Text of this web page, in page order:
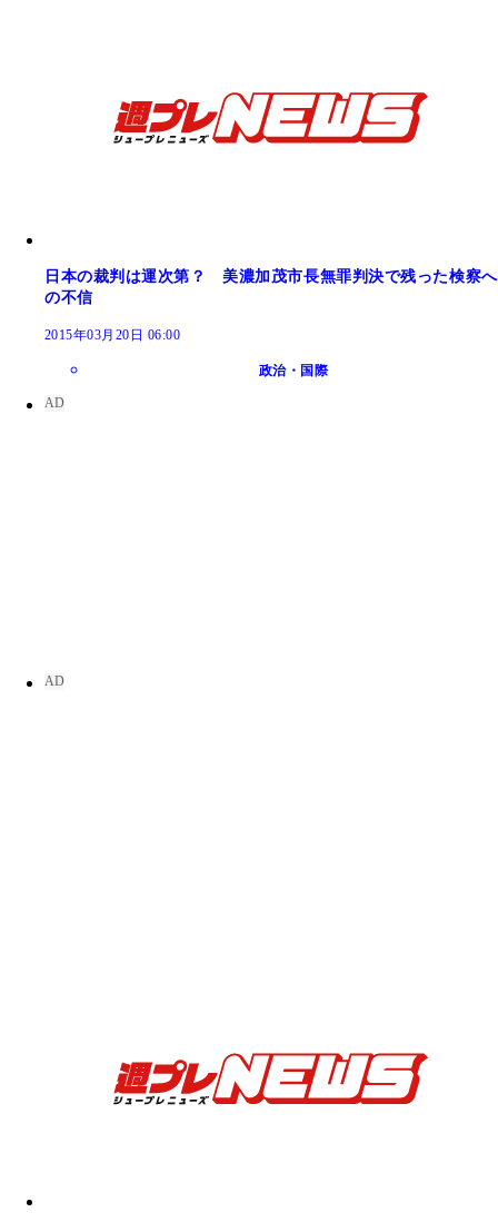
日本の裁判は運次第？ 美濃加茂市長無罪判決で残った検察へ
の不信
2015年03月20日 06:00
政治・国際